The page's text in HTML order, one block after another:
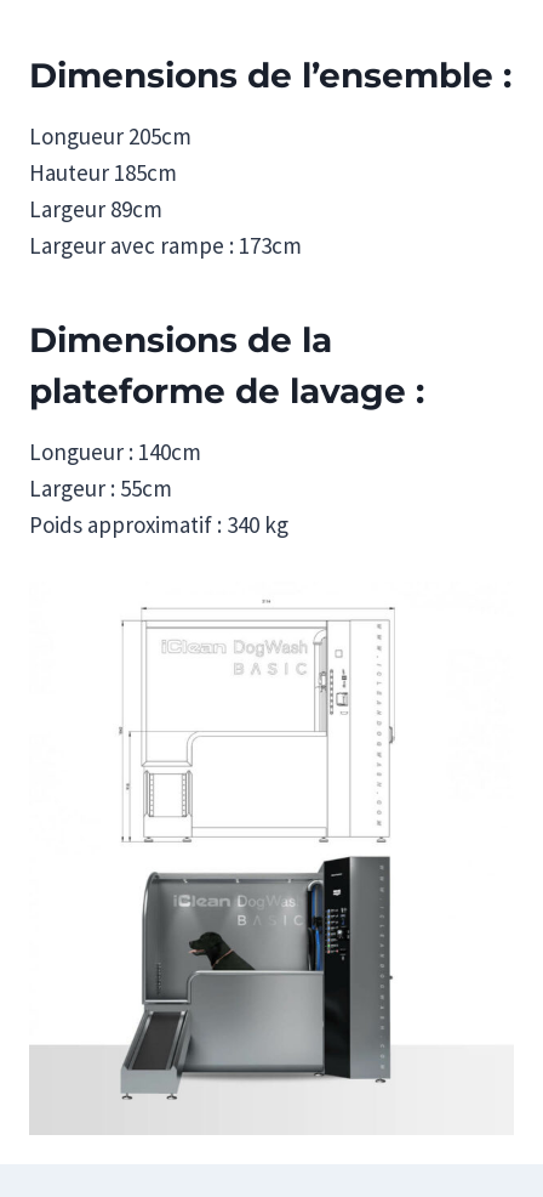
Dimensions de l’ensemble :
Longueur 205cm
Hauteur 185cm
Largeur 89cm
Largeur avec rampe : 173cm
Dimensions de la
plateforme de lavage :
Longueur : 140cm
Largeur : 55cm
Poids approximatif : 340 kg